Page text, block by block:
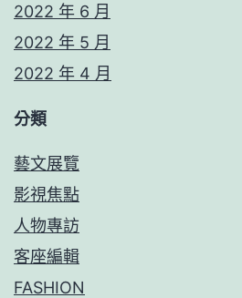
2022 年 6 月
2022 年 5 月
2022 年 4 月
分類
藝文展覽
影視焦點
人物專訪
客座編輯
FASHION